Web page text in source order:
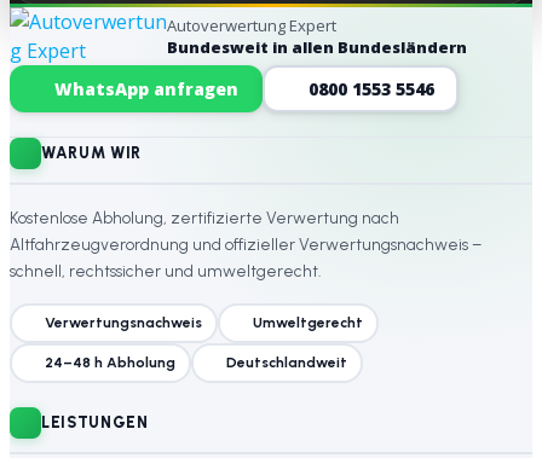
Website-Footer
Autoverwertung Expert
Bundesweit in allen Bundesländern
WhatsApp anfragen 0800 1553 5546
WARUM WIR
Kostenlose Abholung, zertifizierte Verwertung nach
Altfahrzeugverordnung und offizieller Verwertungsnachweis –
schnell, rechtssicher und umweltgerecht.
Verwertungsnachweis Umweltgerecht
24–48 h Abholung Deutschlandweit
LEISTUNGEN